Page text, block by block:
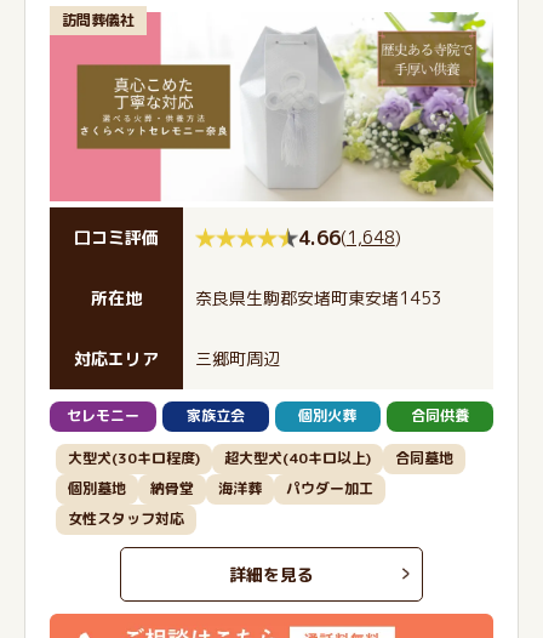
訪問葬儀社
口コミ評価 4.66(1,648)
所在地 奈良県生駒郡安堵町東安堵1453
対応エリア 三郷町周辺
セレモニー 家族立会 個別火葬 合同供養
大型犬(30キロ程度) 超大型犬(40キロ以上)
合同墓地
個別墓地
納骨堂 海洋葬
パウダー加工
女性スタッフ対応
詳細を見る